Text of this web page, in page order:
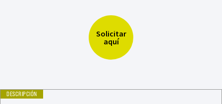
Solicitar
aquí
DESCRIPCIÓN